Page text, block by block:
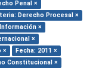
Penal ×
Derecho Procesal ×
×
×
×
Fecha: 2011 ×
Constitucional ×